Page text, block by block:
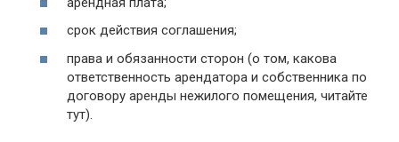
срок действия соглашения;
права и обязанности сторон (о том, какова
ответственность арендатора и собственника по
договору аренды нежилого помещения, читайте
тут).